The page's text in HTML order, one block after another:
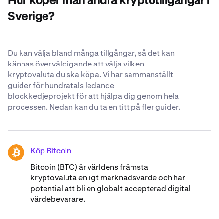
Läs mer om våraglobalt erkända säkerhetsstandarder.
Sverige?
Du kan välja bland många tillgångar, så det kan
kännas överväldigande att välja vilken
kryptovaluta du ska köpa. Vi har sammanställt
guider för hundratals ledande
blockkedjeprojekt för att hjälpa dig genom hela
processen. Nedan kan du ta en titt på fler guider.
BTC Köp Bitcoin
Bitcoin (BTC) är världens främsta
kryptovaluta enligt marknadsvärde och har
potential att bli en globalt accepterad digital
värdebevarare.